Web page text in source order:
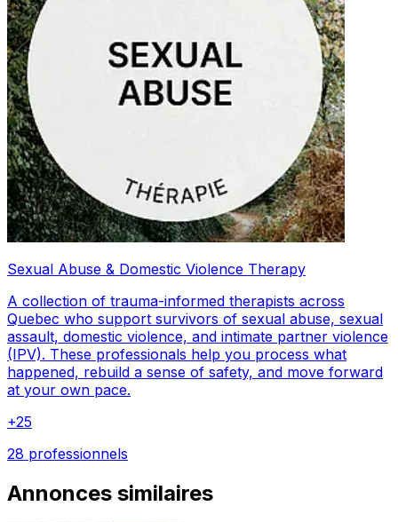
Sexual Abuse & Domestic Violence Therapy
A collection of trauma-informed therapists across
Quebec who support survivors of sexual abuse, sexual
assault, domestic violence, and intimate partner violence
(IPV). These professionals help you process what
happened, rebuild a sense of safety, and move forward
at your own pace.
+25
28 professionnels
Annonces similaires